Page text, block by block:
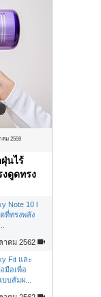
คม 2559
นไร้
งดูดทรง
Note 10 l
ที่ทรงพลัง
าคม 2562
Fit และ
มือเพื่อ
บสัมผ...